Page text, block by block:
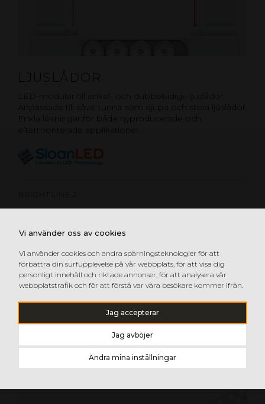
Vi använder oss av cookies
Vi använder cookies och andra spårningsteknologier för att
förbättra din surfupplevelse på vår webbplats, för att visa dig
personligt innehåll och riktade annonser, för att analysera vår
webbplatstrafik och för att förstå var våra besökare kommer ifrån.
Jag accepterar
Jag avböjer
Ändra mina inställningar
LJUSLÅDOR
LED-moduler till enkel- och dubbelsidiga ljuslådor.
Anpassade till såväl tunna som djupa och stora ljuslådor.
Enkla lösningar för både nyproducerade och
eftermonterade applikationer.
POSTERBOX SLIM GEN 2
POSTERBOX 3
SIGNBOX 3